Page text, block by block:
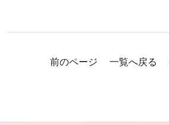
前のページ 一覧へ戻る